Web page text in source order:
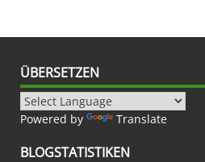
ÜBERSETZEN
Powered by Translate
BLOGSTATISTIKEN